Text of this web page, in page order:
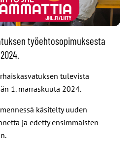
työehtosopimuksesta
tulevista
1. marraskuuta 2024.
käsitelty uuden
ja edetty ensimmäisten